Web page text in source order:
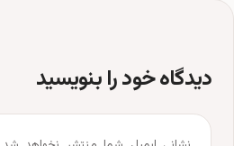
دیدگاه خود را بنویسید